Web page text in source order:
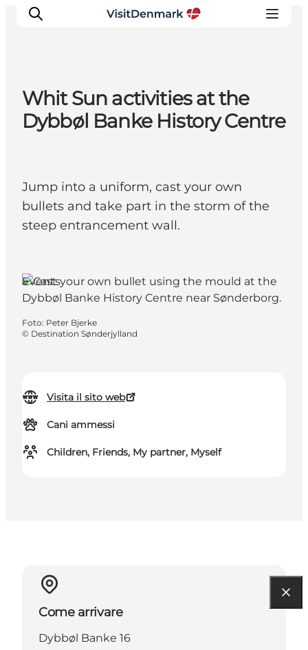
Ispirazioni
Dove andare
Pianifica il viaggio
Whit Sun activities at the
Dybbøl Banke History Centre
Jump into a uniform, cast your own
bullets and take part in the storm of the
steep entrancement wall.
Visita il sito web
Cani ammessi
Children, Friends, My partner, Myself
Events
Foto: Peter Bjerke
© Destination Sønderjylland
Come arrivare
Dybbøl Banke 16